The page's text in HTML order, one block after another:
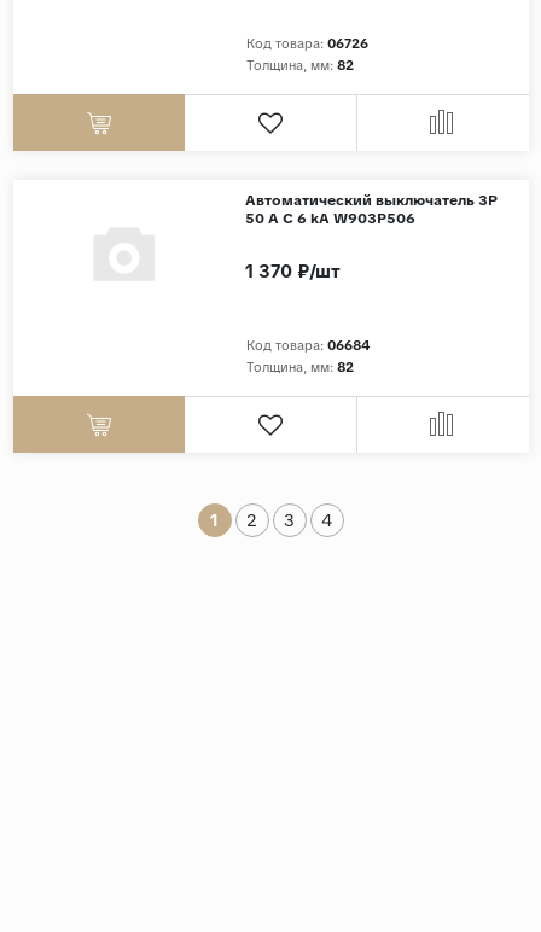
Код товара: 06726
Толщина, мм: 82
Автоматический выключатель 3P
50 A C 6 kА W903P506
Код товара: 06684
Толщина, мм: 82
1 370 ₽/шт
1 2 3 4